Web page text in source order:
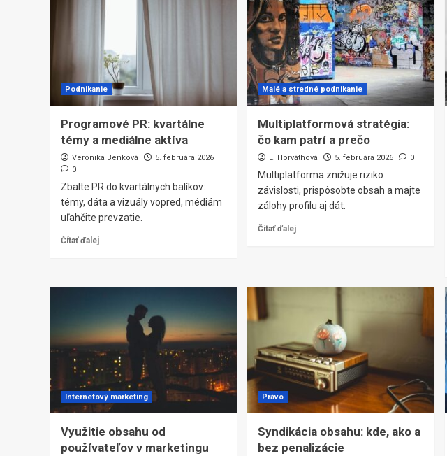
Podnikanie
Programové PR: kvartálne
témy a mediálne aktíva
Veronika Benková
5. februára 2026
0
Zbalte PR do kvartálnych balíkov:
témy, dáta a vizuály vopred, médiám
uľahčite prevzatie.
Čítať ďalej
Malé a stredné podnikanie
Multiplatformová stratégia:
čo kam patrí a prečo
L. Horváthová 5. februára 2026 0
Multiplatforma znižuje riziko
závislosti, prispôsobte obsah a majte
zálohy profilu aj dát.
Čítať ďalej
Internetový marketing
Využitie obsahu od
používateľov v marketingu
Právo
Syndikácia obsahu: kde, ako a
bez penalizácie